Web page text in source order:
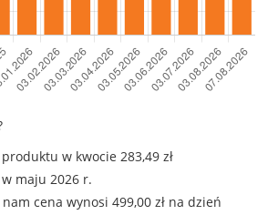
w kwocie 283,49 zł
maju 2026 r.
cena wynosi 499,00 zł na dzień